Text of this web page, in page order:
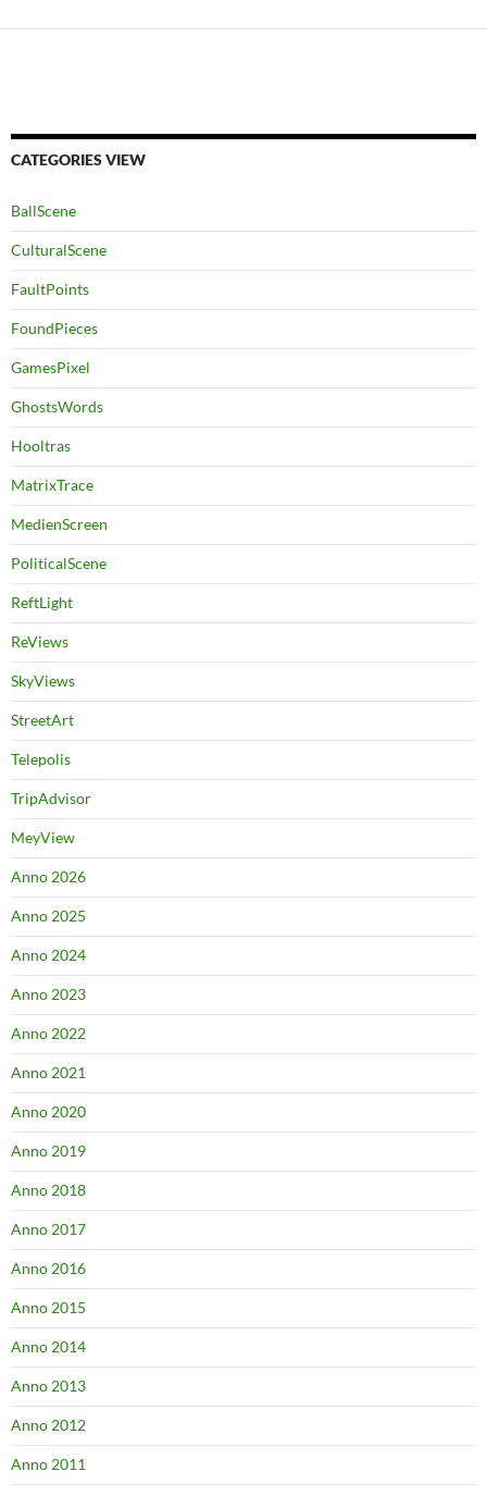
CATEGORIES VIEW
BallScene
CulturalScene
FaultPoints
FoundPieces
GamesPixel
GhostsWords
Hooltras
MatrixTrace
MedienScreen
PoliticalScene
ReftLight
ReViews
SkyViews
StreetArt
Telepolis
TripAdvisor
MeyView
Anno 2026
Anno 2025
Anno 2024
Anno 2023
Anno 2022
Anno 2021
Anno 2020
Anno 2019
Anno 2018
Anno 2017
Anno 2016
Anno 2015
Anno 2014
Anno 2013
Anno 2012
Anno 2011